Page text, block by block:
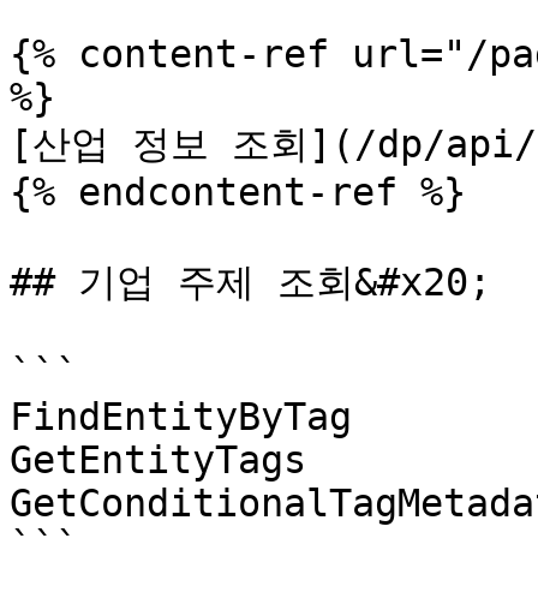
{% content-ref url="/
%}
[산업 정보 조회](/dp/
{% endcontent-ref %}
## 기업 주제 조회&#x20;
```
FindEntityByTag
GetEntityTags
```